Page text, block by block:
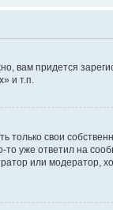
придется
и т.п.
свои
уже ответил на
или модератор,